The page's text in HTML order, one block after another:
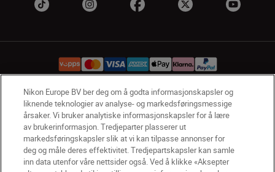
NO Nikon Sites
Kontakt oss Personvernerklæring
Bruksvilkår
Vilkår og betingelser for Nikon Store
Erklæring Om Informasjonskapsler
Tilgjengelighet
Innstillinger for informasjonskapsler
Nikon Europe BV ber deg om å godta informasjonskapsler og
liknende teknologier av analyse- og markedsføringsmessige
årsaker. Vi bruker analytiske informasjonskapsler for å lære
av brukerinformasjon. Tredjeparter plasserer ut
markedsføringskapsler slik at vi kan tilpasse annonser for
deg og måle deres effektivitet. Tredjepartskapsler kan samle
inn data utenfor våre nettsider også. Ved å klikke «Aksepter